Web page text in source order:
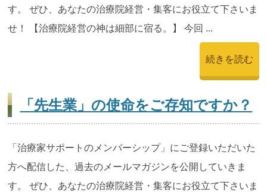
す。 ぜひ、あなたの治療院経営・集客にお役立て下さいま
せ！ 【治療院経営の神は細部に宿る。】 今回 ...
続きを読む
「先生業」の使命をご存知ですか？
「治療家サポートのメンバーシップ」にご登録いただいた
方へ配信した、過去のメールマガジンを公開していきま
す。 ぜひ、あなたの治療院経営・集客にお役立て下さいま